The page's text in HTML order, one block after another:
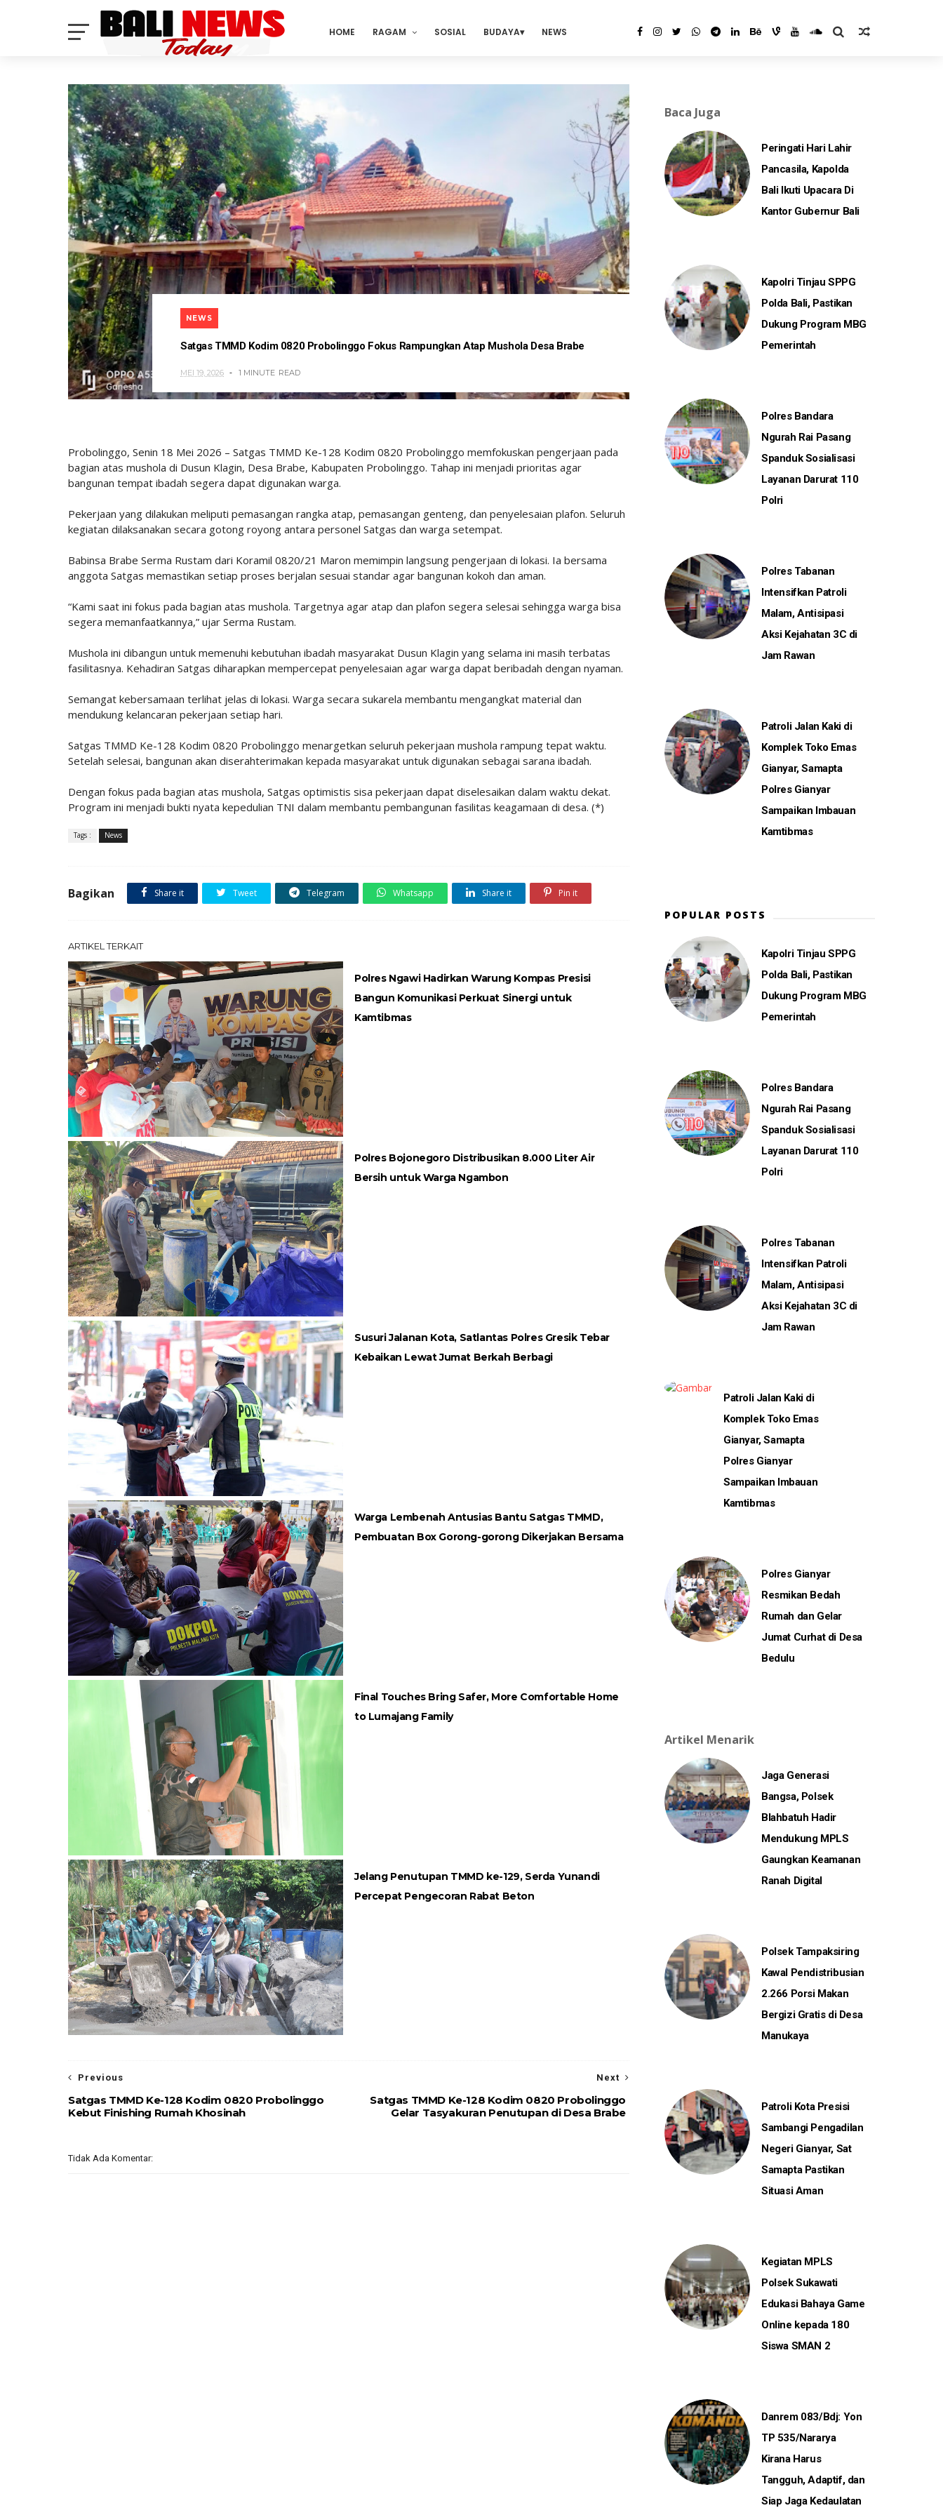
HOME RAGAM SOSIAL BUDAYA NEWS
NEWS
Satgas TMMD Kodim 0820 Probolinggo Fokus Rampungkan Atap Mushola Desa Brabe
MEI 19, 2026 1 MINUTE READ
Probolinggo, Senin 18 Mei 2026 – Satgas TMMD Ke-128 Kodim 0820 Probolinggo memfokuskan pengerjaan pada
bagian atas mushola di Dusun Klagin, Desa Brabe, Kabupaten Probolinggo. Tahap ini menjadi prioritas agar
bangunan tempat ibadah segera dapat digunakan warga.
Pekerjaan yang dilakukan meliputi pemasangan rangka atap, pemasangan genteng, dan penyelesaian plafon. Seluruh
kegiatan dilaksanakan secara gotong royong antara personel Satgas dan warga setempat.
Babinsa Brabe Serma Rustam dari Koramil 0820/21 Maron memimpin langsung pengerjaan di lokasi. Ia bersama
anggota Satgas memastikan setiap proses berjalan sesuai standar agar bangunan kokoh dan aman.
“Kami saat ini fokus pada bagian atas mushola. Targetnya agar atap dan plafon segera selesai sehingga warga bisa
segera memanfaatkannya,” ujar Serma Rustam.
Mushola ini dibangun untuk memenuhi kebutuhan ibadah masyarakat Dusun Klagin yang selama ini masih terbatas
fasilitasnya. Kehadiran Satgas diharapkan mempercepat penyelesaian agar warga dapat beribadah dengan nyaman.
Semangat kebersamaan terlihat jelas di lokasi. Warga secara sukarela membantu mengangkat material dan
mendukung kelancaran pekerjaan setiap hari.
Satgas TMMD Ke-128 Kodim 0820 Probolinggo menargetkan seluruh pekerjaan mushola rampung tepat waktu.
Setelah selesai, bangunan akan diserahterimakan kepada masyarakat untuk digunakan sebagai sarana ibadah.
Dengan fokus pada bagian atas mushola, Satgas optimistis sisa pekerjaan dapat diselesaikan dalam waktu dekat.
Program ini menjadi bukti nyata kepedulian TNI dalam membantu pembangunan fasilitas keagamaan di desa. (*)
Tags : News
Bagikan Share it Tweet Telegram Whatsapp Share it Pin it
ARTIKEL TERKAIT
Polres Ngawi Hadirkan Warung Kompas Presisi
Bangun Komunikasi Perkuat Sinergi untuk
Kamtibmas
Polres Bojonegoro Distribusikan 8.000 Liter Air
Bersih untuk Warga Ngambon
Susuri Jalanan Kota, Satlantas Polres Gresik Tebar
Kebaikan Lewat Jumat Berkah Berbagi
Warga Lembenah Antusias Bantu Satgas TMMD,
Pembuatan Box Gorong-gorong Dikerjakan Bersama
Final Touches Bring Safer, More Comfortable Home
to Lumajang Family
Jelang Penutupan TMMD ke-129, Serda Yunandi
Percepat Pengecoran Rabat Beton
Next
Satgas TMMD Ke-128 Kodim 0820 Probolinggo
Gelar Tasyakuran Penutupan di Desa Brabe
Previous
Satgas TMMD Ke-128 Kodim 0820 Probolinggo
Kebut Finishing Rumah Khosinah
Tidak Ada Komentar:
Baca Juga
Peringati Hari Lahir
Pancasila, Kapolda
Bali Ikuti Upacara Di
Kantor Gubernur Bali
Kapolri Tinjau SPPG
Polda Bali, Pastikan
Dukung Program MBG
Pemerintah
Polres Bandara
Ngurah Rai Pasang
Spanduk Sosialisasi
Layanan Darurat 110
Polri
Polres Tabanan
Intensifkan Patroli
Malam, Antisipasi
Aksi Kejahatan 3C di
Jam Rawan
Patroli Jalan Kaki di
Komplek Toko Emas
Gianyar, Samapta
Polres Gianyar
Sampaikan Imbauan
Kamtibmas
POPULAR POSTS
Kapolri Tinjau SPPG
Polda Bali, Pastikan
Dukung Program MBG
Pemerintah
Polres Bandara
Ngurah Rai Pasang
Spanduk Sosialisasi
Layanan Darurat 110
Polri
Polres Tabanan
Intensifkan Patroli
Malam, Antisipasi
Aksi Kejahatan 3C di
Jam Rawan
Patroli Jalan Kaki di
Komplek Toko Emas
Gianyar, Samapta
Polres Gianyar
Sampaikan Imbauan
Kamtibmas
Polres Gianyar
Resmikan Bedah
Rumah dan Gelar
Jumat Curhat di Desa
Bedulu
Artikel Menarik
Jaga Generasi
Bangsa, Polsek
Blahbatuh Hadir
Mendukung MPLS
Gaungkan Keamanan
Ranah Digital
Polsek Tampaksiring
Kawal Pendistribusian
2.266 Porsi Makan
Bergizi Gratis di Desa
Manukaya
Patroli Kota Presisi
Sambangi Pengadilan
Negeri Gianyar, Sat
Samapta Pastikan
Situasi Aman
Kegiatan MPLS
Polsek Sukawati
Edukasi Bahaya Game
Online kepada 180
Siswa SMAN 2
Danrem 083/Bdj: Yon
TP 535/Nararya
Kirana Harus
Tangguh, Adaptif, dan
Siap Jaga Kedaulatan